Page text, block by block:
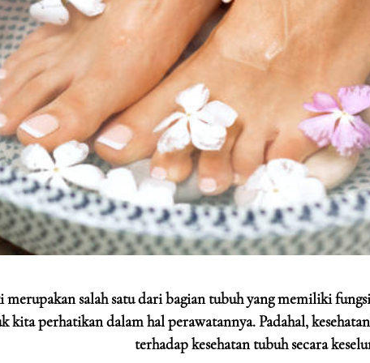
merupakan salah satu dari bagian tubuh yang memiliki
kita perhatikan dalam hal perawatannya. Padahal,
terhadap kesehatan tubuh secara